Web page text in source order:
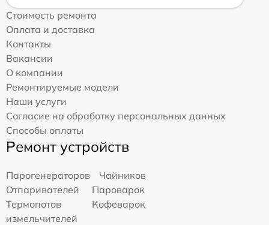
Стоимость ремонта
Оплата и доставка
Контакты
Вакансии
О компании
Ремонтируемые модели
Наши услуги
Согласие на обработку персональных данных
Способы оплаты
Ремонт устройств
Парогенераторов
Чайников
Отпаривателей
Пароварок
Термопотов
Кофеварок
измельчителей